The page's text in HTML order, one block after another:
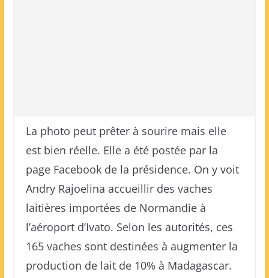
La photo peut prêter à sourire mais elle
est bien réelle. Elle a été postée par la
page Facebook de la présidence. On y voit
Andry Rajoelina accueillir des vaches
laitières importées de Normandie à
l’aéroport d’Ivato. Selon les autorités, ces
165 vaches sont destinées à augmenter la
production de lait de 10% à Madagascar.